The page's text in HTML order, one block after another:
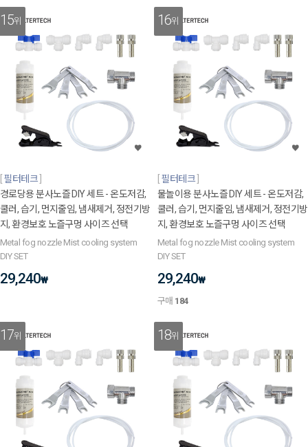
15위
필터테크
경로당용 분사노즐 DIY 세트 - 온도저감,
쿨러, 습기, 먼지줄임, 냄새제거, 정전기방
지, 환경보호 노즐구멍 사이즈 선택
Metal fog nozzle Mist cooling system
DIY SET
29,240₩
16위
필터테크
물놀이용 분사노즐 DIY 세트 - 온도저감,
쿨러, 습기, 먼지줄임, 냄새제거, 정전기방
지, 환경보호 노즐구멍 사이즈 선택
Metal fog nozzle Mist cooling system
DIY SET
29,240₩
구매 184
17위 18위